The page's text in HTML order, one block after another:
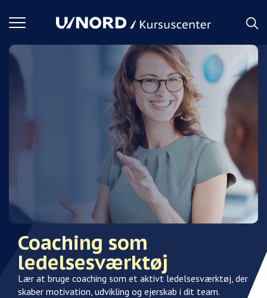
Toggle
Coaching som
ledelsesværktøj
Lær at bruge coaching som et aktivt ledelsesværktøj, der
skaber motivation, udvikling og ejerskab i dit team.